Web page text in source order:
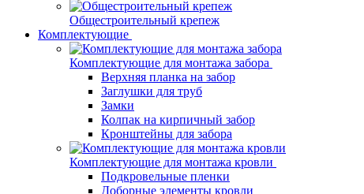
Общестроительный крепеж
Комплектующие
Комплектующие для монтажа забора
Верхняя планка на забор
Заглушки для труб
Замки
Колпак на кирпичный забор
Кронштейны для забора
Комплектующие для монтажа кровли
Подкровельные пленки
Доборные элементы кровли